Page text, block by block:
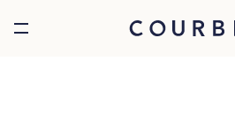
Burger toggle menu